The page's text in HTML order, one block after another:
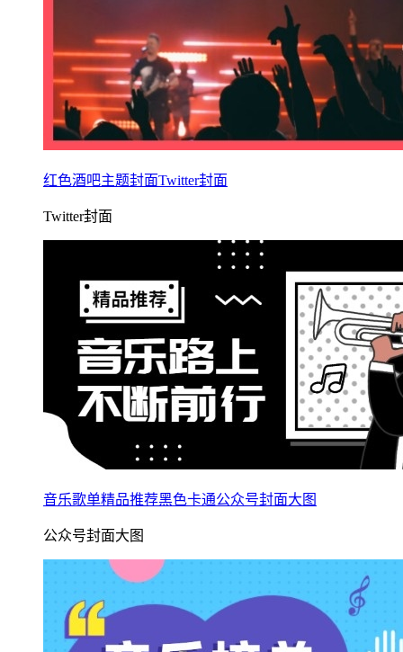
红色酒吧主题封面Twitter封面
Twitter封面
音乐歌单精品推荐黑色卡通公众号封面大图
公众号封面大图